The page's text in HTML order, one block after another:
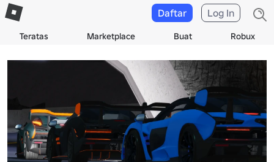
Teratas Marketplace Buat Robux
Daftar Log In